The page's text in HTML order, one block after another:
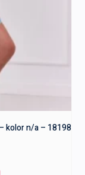
kolor n/a – 18198